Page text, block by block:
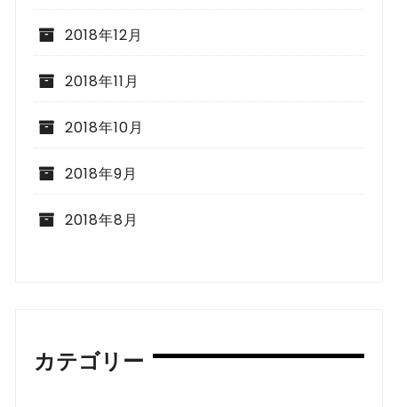
2018年12月
2018年11月
2018年10月
2018年9月
2018年8月
カテゴリー